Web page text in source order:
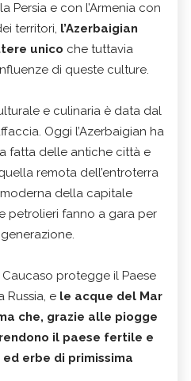
Persia e con l’Armenia con
territori, l’Azerbaigian
unico che tuttavia
di queste culture.
e culinaria è data dal
Oggi l’Azerbaigian ha
fatta delle antiche città e
remota dell’entroterra
della capitale
petrolieri fanno a gara per
protegge il Paese
e le acque del Mar
che, grazie alle piogge
il paese fertile e
erbe di primissima